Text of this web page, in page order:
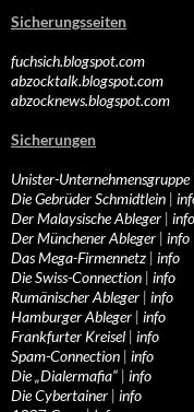
Sicherungsseiten
fuchsich.blogspot.com
abzocktalk.blogspot.com
abzocknews.blogspot.com
Sicherungen
Unister-Unternehmensgruppe
Die Gebrüder Schmidtlein |
Der Malaysische Ableger | info
Der Münchener Ableger | info
Das Mega-Firmennetz | info
Die Swiss-Connection | info
Rumänischer Ableger | info
Hamburger Ableger | info
Frankfurter Kreisel | info
Spam-Connection | info
Die „Dialermafia“ | info
Die Cybertainer | info